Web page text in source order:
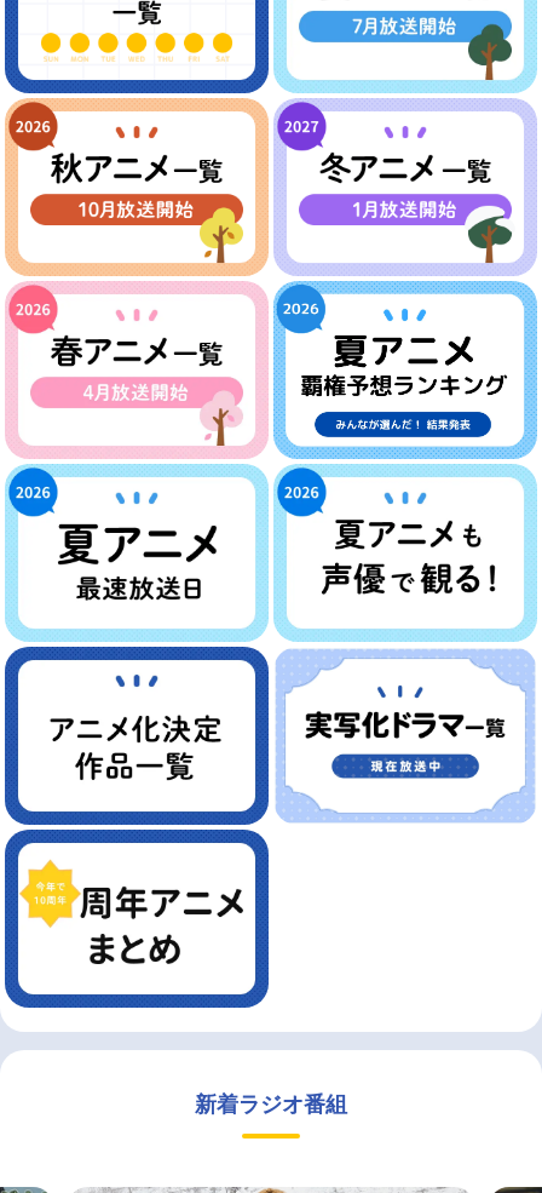
新着ラジオ番組